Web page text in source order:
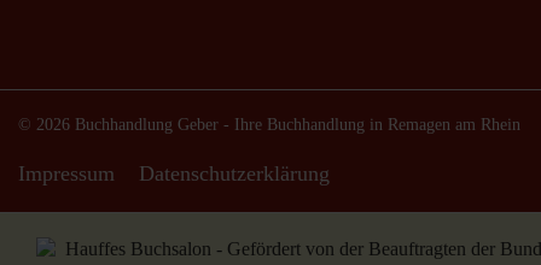
© 2026 Buchhandlung Geber - Ihre Buchhandlung in Remagen am Rhein
Impressum Datenschutzerklärung